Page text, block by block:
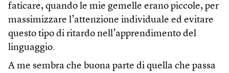
faticare, quando le mie gemelle erano piccole, per
massimizzare l’attenzione individuale ed evitare
questo tipo di ritardo nell’apprendimento del
linguaggio.
A me sembra che buona parte di quella che passa